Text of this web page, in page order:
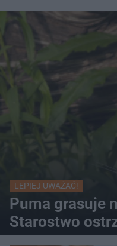
LEPIEJ UWAŻAĆ!
Puma grasuje
Starostwo